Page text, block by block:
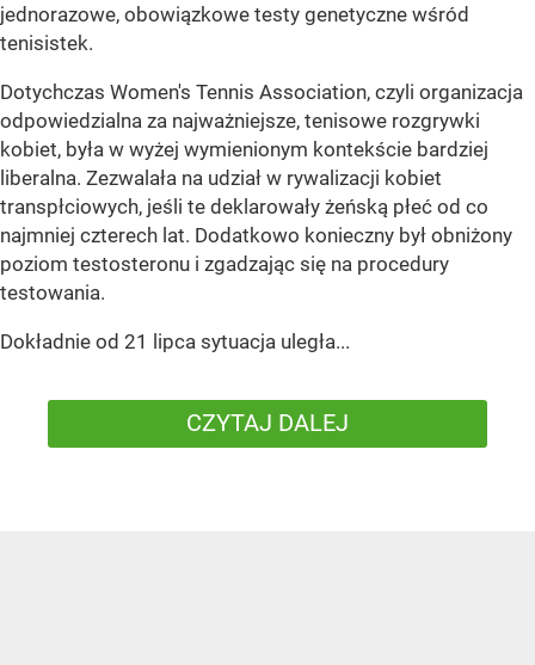
jednorazowe, obowiązkowe testy genetyczne wśród
tenisistek.
Dotychczas Women's Tennis Association, czyli organizacja
odpowiedzialna za najważniejsze, tenisowe rozgrywki
kobiet, była w wyżej wymienionym kontekście bardziej
liberalna. Zezwalała na udział w rywalizacji kobiet
transpłciowych, jeśli te deklarowały żeńską płeć od co
najmniej czterech lat. Dodatkowo konieczny był obniżony
poziom testosteronu i zgadzając się na procedury
testowania.
Dokładnie od 21 lipca sytuacja uległa...
CZYTAJ DALEJ